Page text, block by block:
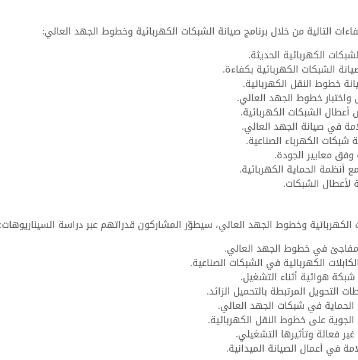
التالية من خلال برنامج صيانة الشبكات الكهربائية وخطوط الجهد العالي:
الكهربائية الحديثة.
الشبكات الكهربائية بكفاءة.
خطوط النقل الكهربائية.
خطوط الجهد العالي.
الشبكات الكهربائية.
في صيانة الجهد العالي.
الكهرباء الصناعية.
وفق معايير الجودة.
أنظمة الحماية الكهربائية.
لأعطال الشبكات.
وخطوط الجهد العالي، سيطوّر المشاركون قدراتهم عبر دراسة السيناريوهات:
مفاجئ في خطوط الجهد العالي.
الكهربائية في الشبكات الصناعية.
هوائية أثناء التشغيل.
المرتبطة بالتحميل الزائد.
في شبكات الجهد العالي.
الجوية على خطوط النقل الكهربائية.
فعالة وتأثيرها التشغيلي.
في أعمال الصيانة الميدانية.